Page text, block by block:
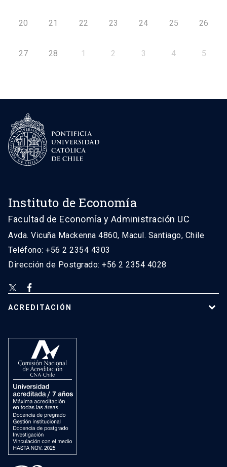
20 21 22 23 24 25 26
27 28 1 2 3 4 5
Instituto de Economía
Facultad de Economía y Administración UC
Avda. Vicuña Mackenna 4860, Macul. Santiago, Chile
Teléfono: +56 2 2354 4303
Dirección de Postgrado: +56 2 2354 4028
ACREDITACIÓN